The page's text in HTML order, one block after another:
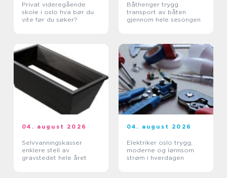
Privat videregående
skole i oslo hva bør du
vite før du søker?
Båthenger trygg
transport av båten
gjennom hele sesongen
04. august 2026
Selvvanningskasser
enklere stell av
gravstedet hele året
04. august 2026
Elektriker oslo trygg,
moderne og lønnsom
strøm i hverdagen